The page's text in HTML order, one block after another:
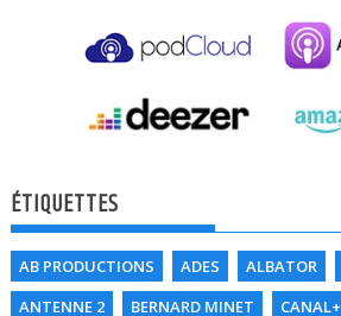
ÉTIQUETTES
AB PRODUCTIONS ADES ALBATOR
ANTENNE 2
BERNARD MINET CANAL+